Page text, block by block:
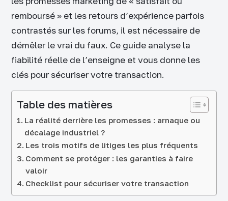
remboursé » et les retours d’expérience parfois
contrastés sur les forums, il est nécessaire de
démêler le vrai du faux. Ce guide analyse la
fiabilité réelle de l’enseigne et vous donne les
clés pour sécuriser votre transaction.
Table des matières
La réalité derrière les promesses : arnaque ou
décalage industriel ?
Les trois motifs de litiges les plus fréquents
Comment se protéger : les garanties à faire
valoir
Checklist pour sécuriser votre transaction